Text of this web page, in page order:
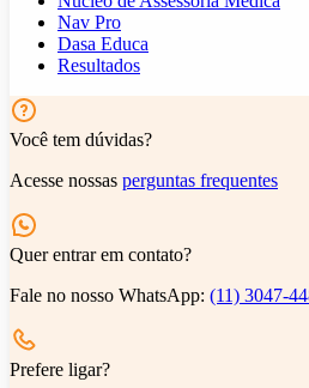
Nav Pro
Dasa Educa
Resultados
Você tem dúvidas?
Acesse nossas perguntas frequentes
Quer entrar em contato?
Fale no nosso WhatsApp: (11) 3047-
Prefere ligar?